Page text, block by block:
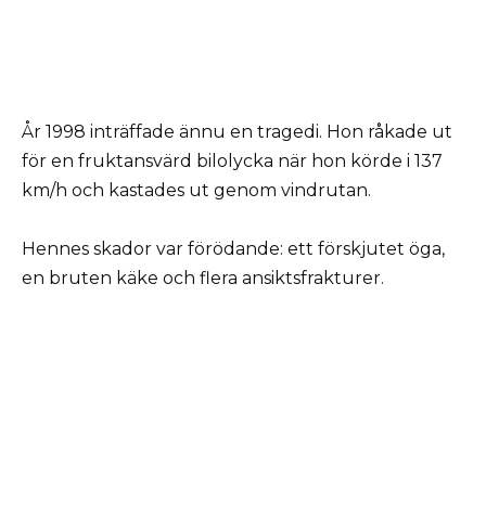
År 1998 inträffade ännu en tragedi. Hon råkade ut
för en fruktansvärd bilolycka när hon körde i 137
km/h och kastades ut genom vindrutan.
Hennes skador var förödande: ett förskjutet öga,
en bruten käke och flera ansiktsfrakturer.